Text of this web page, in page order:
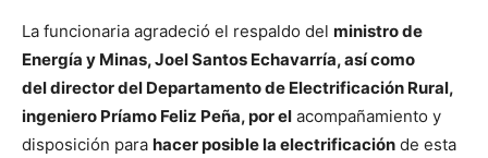
La funcionaria agradeció el respaldo del ministro de
Energía y Minas, Joel Santos Echavarría, así como
deldirector del Departamento de Electrificación Rural,
ingeniero Príamo Feliz Peña, por el acompañamiento y
disposición para hacer posible la electrificación de esta